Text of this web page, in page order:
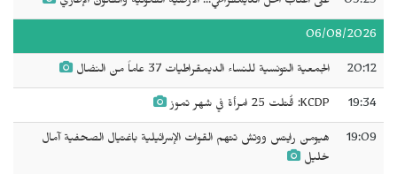
06/08/2026
20:12 الجمعية التونسية للنساء الديمقراطيات 37 عاماً من النضال
19:34 KCDP: قُتلت 25 امرأة في شهر تموز
19:09
هيومن رايتس ووتش تتهم القوات الإسرائيلية باغتيال الصحفية آمال
خليل